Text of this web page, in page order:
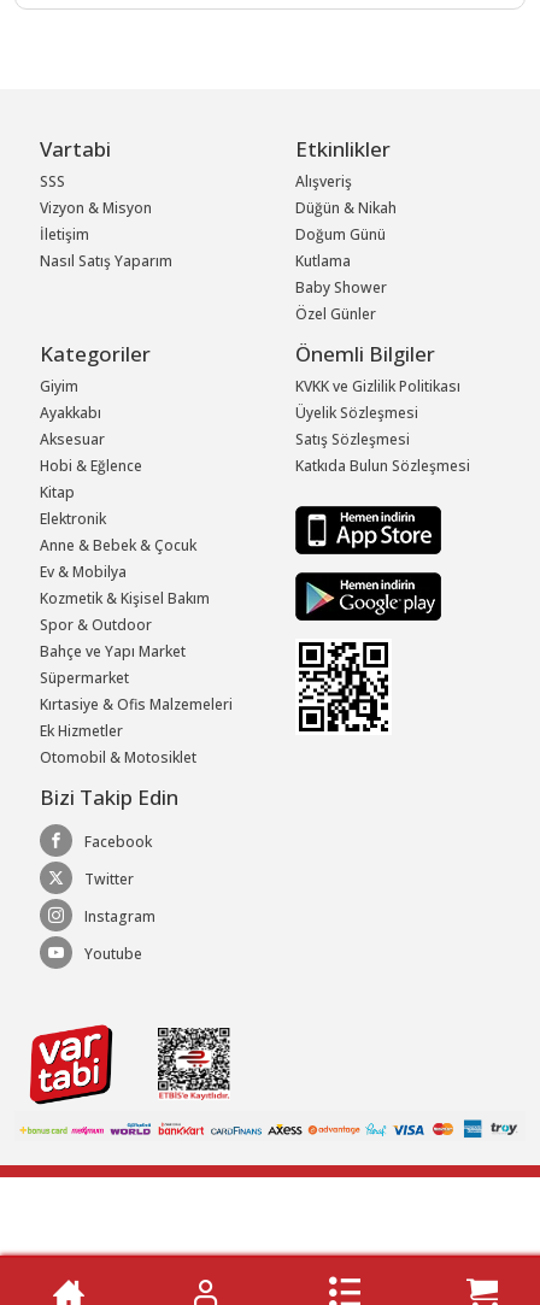
Vartabi
SSS
Vizyon & Misyon
İletişim
Nasıl Satış Yaparım
Etkinlikler
Alışveriş
Düğün & Nikah
Doğum Günü
Kutlama
Baby Shower
Özel Günler
Kategoriler
Giyim
Ayakkabı
Aksesuar
Hobi & Eğlence
Kitap
Elektronik
Anne & Bebek & Çocuk
Ev & Mobilya
Kozmetik & Kişisel Bakım
Spor & Outdoor
Bahçe ve Yapı Market
Süpermarket
Kırtasiye & Ofis Malzemeleri
Ek Hizmetler
Otomobil & Motosiklet
Önemli Bilgiler
KVKK ve Gizlilik Politikası
Üyelik Sözleşmesi
Satış Sözleşmesi
Katkıda Bulun Sözleşmesi
Bizi Takip Edin
Facebook
Twitter
Instagram
Youtube